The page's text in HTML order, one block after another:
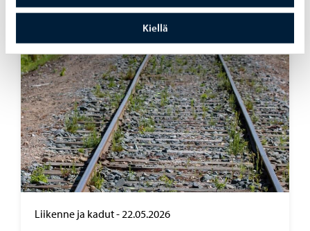
Kiellä
Liikenne ja kadut-22.05.2026